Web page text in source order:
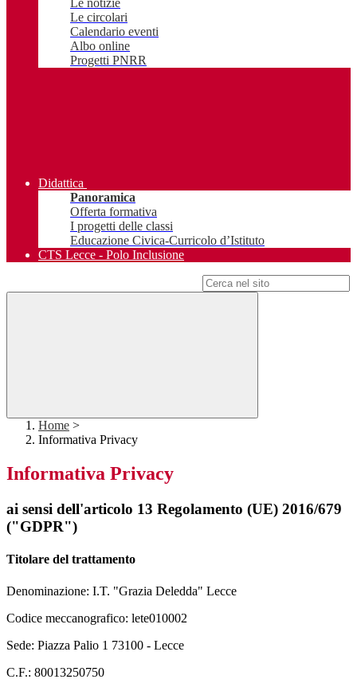
Le notizie
Le circolari
Calendario eventi
Albo online
Progetti PNRR
Didattica
Panoramica
Offerta formativa
I progetti delle classi
Educazione Civica-Curricolo d’Istituto
CTS Lecce - Polo Inclusione
Home >
Informativa Privacy
Informativa Privacy
ai sensi dell'articolo 13 Regolamento (UE) 2016/679
("GDPR")
Titolare del trattamento
Denominazione: I.T. "Grazia Deledda" Lecce
Codice meccanografico: lete010002
Sede: Piazza Palio 1 73100 - Lecce
C.F.: 80013250750